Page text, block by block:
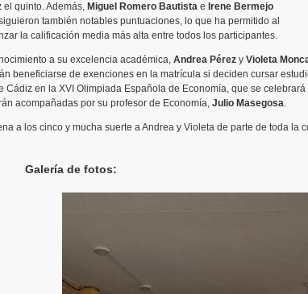
el quinto. Además, Miguel Romero Bautista e Irene Bermejo
también notables puntuaciones, lo que ha permitido al
la calificación media más alta entre todos los participantes.
a su excelencia académica, Andrea Pérez y Violeta
beneficiarse de exenciones en la matrícula si deciden cursar
Cádiz en la XVI Olimpiada Española de Economía, que se
acompañadas por su profesor de Economía, Julio Masegosa.
a los cinco y mucha suerte a Andrea y Violeta de parte de toda la
Galería de fotos: